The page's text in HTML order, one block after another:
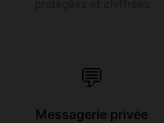
💬
Messagerie privée